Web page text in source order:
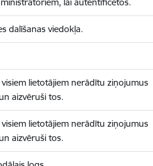
dalīšanas viedokļa.
lietotājiem nerādītu ziņojumus
aizvēruši tos.
lietotājiem nerādītu ziņojumus
aizvēruši tos.